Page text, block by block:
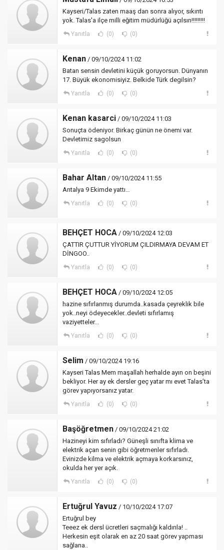
Kayseri/Talas zaten maaş dan sonra alıyor, sıkıntı
yok. Talas'a ilçe milli eğitim müdürlüğü açılsın!!!!!!!!!
Yanıtla (0) (0)
Kenan / 09/10/2024 11:02
Batan sensin devletini küçük goruyorsun. Dünyanın
17. Büyük ekonomisiyiz. Belkide Türk degilsin?
Yanıtla (0) (0)
Kenan kasarci / 09/10/2024 11:03
Sonuçta ödeniyor. Birkaç günün ne önemi var.
Devletimiz sagolsun
Yanıtla (0) (0)
Bahar Altan / 09/10/2024 11:55
Antalya 9 Ekimde yattı…
Yanıtla (0) (0)
BEHÇET HOCA / 09/10/2024 12:03
ÇATTIR ÇUTTUR YİYORUM ÇILDIRMAYA DEVAM ET
DİNGOO..
Yanıtla (0) (0)
BEHÇET HOCA / 09/10/2024 12:05
hazine sıfırlanmış durumda..kasada çeyreklik bile
yok..neyi ödeyecekler..devleti sıfırlamış
vaziyetteler...
Yanıtla (0) (0)
Selim / 09/10/2024 19:16
Kayseri Talas Mem maşallah herhalde ayın on beşini
bekliyor. Her ay ek dersler geç yatar mı evet Talas’ta
görev yapıyorsanız yatar.
Yanıtla (0) (0)
Başöğretmen / 09/10/2024 21:02
Hazineyi kim sıfırladı? Güneşli sınıfta klima ve
elektrik açan senin gibi öğretmenler sıfırladı.
Evinizde kilma ve elektrik açmaya korkarsınız,
okulda her yer açık.
Yanıtla (0) (0)
Ertuğrul Yavuz / 10/10/2024 17:07
Ertuğrul bey
Teeez ek dersl ücretleri saçmalığı kaldırıla! ..
Herkesin eşit olarak en az 20 saat görev yapması
sağlana..